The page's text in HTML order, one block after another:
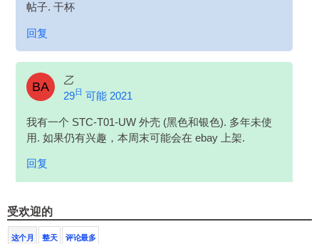
帖子. 干杯
回复
BA
乙
29日 可能 2021
我有一个 STC-T01-UW 外壳 (黑色和银色). 多年未使
用. 如果仍有兴趣，本周末可能会在 ebay 上架.
回复
受欢迎的
这个月 整天 评论最多